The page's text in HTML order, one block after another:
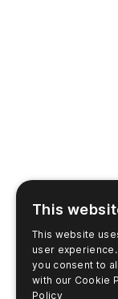
Online
This
This website
user
you consent to
with our Cookie
Policy